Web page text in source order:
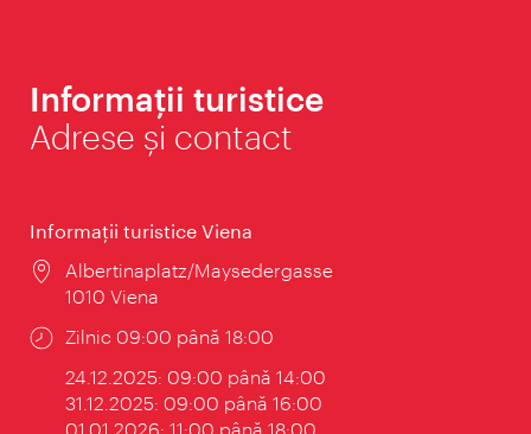
Informații turistice
Adrese și contact
Informaţii turistice Viena
Locul:
Albertinaplatz/Maysedergasse
1010 Viena
Program:
Zilnic 09:00 până 18:00
24.12.2025: 09:00 până 14:00
31.12.2025: 09:00 până 16:00
01.01.2026: 11:00 până 18:00